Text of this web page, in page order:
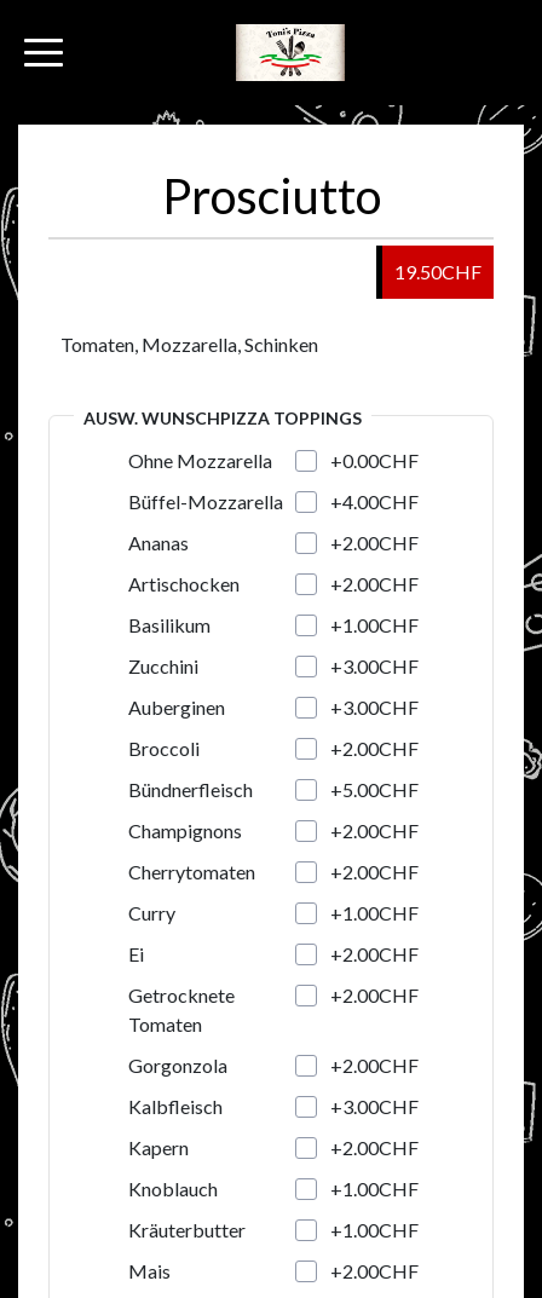
Prosciutto
19.50CHF
Tomaten, Mozzarella, Schinken
AUSW. WUNSCHPIZZA TOPPINGS
Ohne Mozzarella
+0.00CHF
Büffel-Mozzarella
+4.00CHF
Ananas
+2.00CHF
Artischocken
+2.00CHF
Basilikum
+1.00CHF
Zucchini
+3.00CHF
Auberginen
+3.00CHF
Broccoli
+2.00CHF
Bündnerfleisch
+5.00CHF
Champignons
+2.00CHF
Cherrytomaten
+2.00CHF
Curry
+1.00CHF
Ei
+2.00CHF
Getrocknete
Tomaten
+2.00CHF
Gorgonzola
+2.00CHF
Kalbfleisch
+3.00CHF
Kapern
+2.00CHF
Knoblauch
+1.00CHF
Kräuterbutter
+1.00CHF
Mais
+2.00CHF